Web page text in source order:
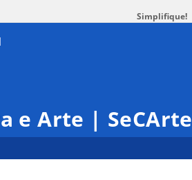
Simplifique!
e Arte | SeCArte